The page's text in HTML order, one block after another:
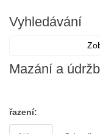
Vyhledávání
Mazání a
řazení: